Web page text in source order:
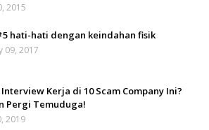
2015
hati-hati dengan keindahan fisik
09, 2017
Kerja di 10 Scam Company Ini?
Pergi Temuduga!
2019